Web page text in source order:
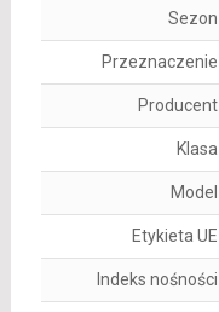
Sezon
Przeznaczenie
Producent
Klasa
Model
Etykieta UE
Indeks nośności